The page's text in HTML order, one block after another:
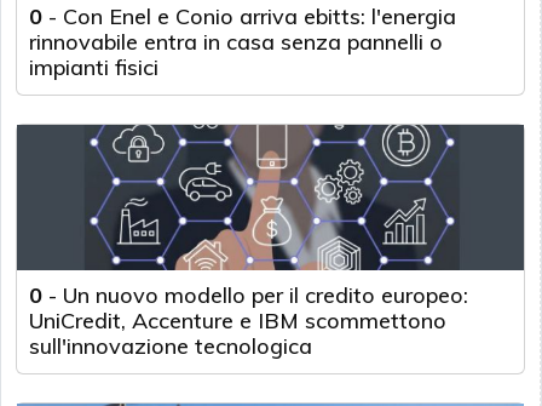
0 - Con Enel e Conio arriva ebitts: l'energia
rinnovabile entra in casa senza pannelli o
impianti fisici
0 - Un nuovo modello per il credito europeo:
UniCredit, Accenture e IBM scommettono
sull'innovazione tecnologica